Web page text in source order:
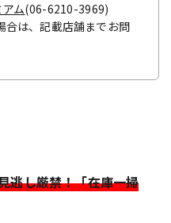
ム(06-6210-3969)
は、記載店舗までお問
逃し厳禁！「在庫一掃